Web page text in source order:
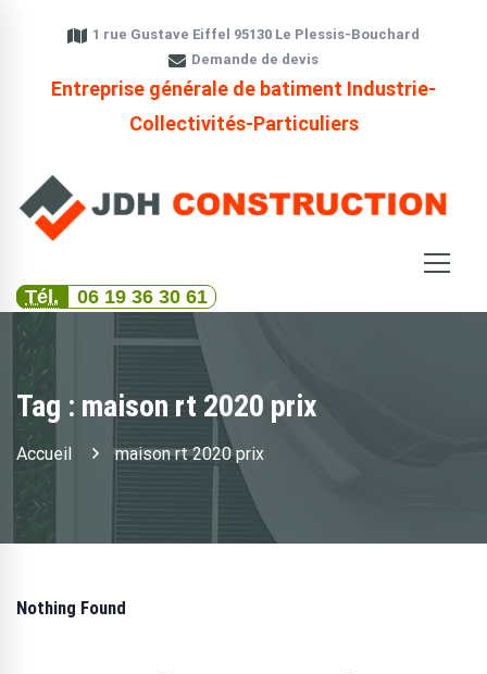
1 rue Gustave Eiffel 95130 Le Plessis-Bouchard
Demande de devis
Entreprise générale de batiment Industrie-
Collectivités-Particuliers
Tél. 06 19 36 30 61
Tag : maison rt 2020 prix
Accueil maison rt 2020 prix
Nothing Found